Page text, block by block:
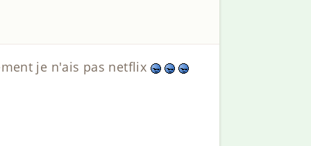
je n'ais pas netflix